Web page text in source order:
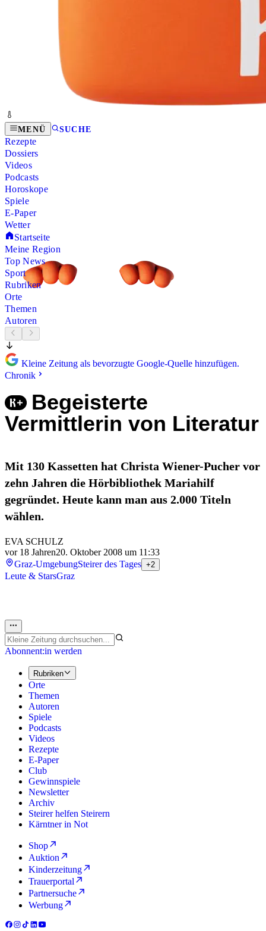
MENÜ SUCHE
Rezepte
Dossiers
Videos
Podcasts
Horoskope
Spiele
E-Paper
Wetter
Startseite
Meine Region
Top News
Sport
Rubriken
Orte
Themen
Autoren
Kleine Zeitung als bevorzugte Google-Quelle hinzufügen.
Chronik
Begeisterte
Vermittlerin von Literatur
Mit 130 Kassetten hat Christa Wiener-Pucher vor
zehn Jahren die Hörbibliothek Mariahilf
gegründet. Heute kann man aus 2.000 Titeln
wählen.
EVA SCHULZ
vor 18 Jahren20. Oktober 2008 um 11:33
Graz-UmgebungSteirer des Tages +2
Leute & StarsGraz
Abonnent:in werden
Rubriken
Orte
Themen
Autoren
Spiele
Podcasts
Videos
Rezepte
E-Paper
Club
Gewinnspiele
Newsletter
Archiv
Steirer helfen Steirern
Kärntner in Not
Shop
Auktion
Kinderzeitung
Trauerportal
Partnersuche
Werbung